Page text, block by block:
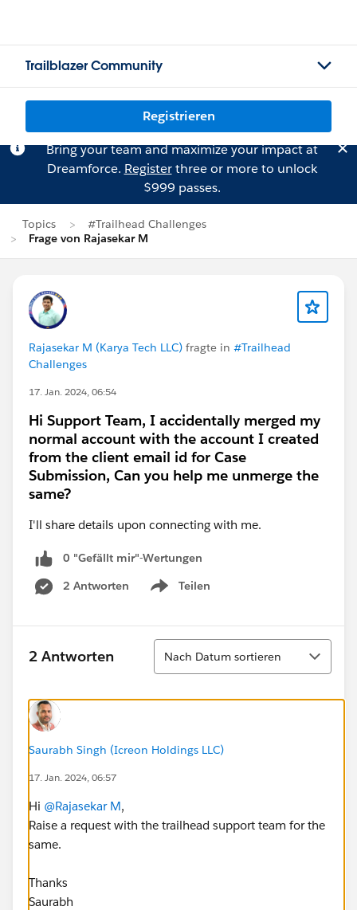
Trailblazer Community
Registrieren
Bring your team and maximize your impact at
Dreamforce. Registerthree or more to unlock
$999 passes.
Topics
#Trailhead Challenges
Frage von Rajasekar M
Rajasekar M (Karya Tech LLC) fragte in #Trailhead
Challenges
17. Jan. 2024, 06:54
Hi Support Team, I accidentally merged my
normal account with the account I created
from the client email id for Case
Submission, Can you help me unmerge the
same?
I'll share details upon connecting with me.
0 "Gefällt mir"-Wertungen
2 Antworten
Teilen
Show menu
2 Antworten
Sortieren
Nach Datum sortieren
Saurabh Singh (Icreon Holdings LLC)
17. Jan. 2024, 06:57
Hi @Rajasekar M,
Raise a request with the trailhead support team for the
same.
Thanks
Saurabh